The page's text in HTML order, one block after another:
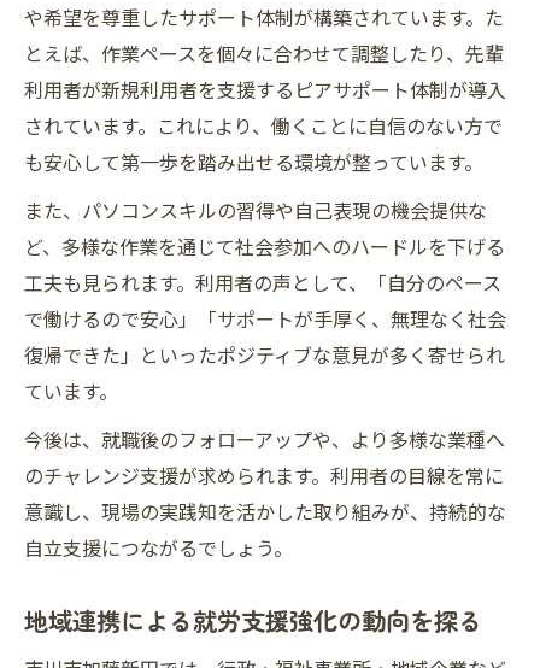
や希望を尊重したサポート体制が構築されています。た
とえば、作業ペースを個々に合わせて調整したり、先輩
利用者が新規利用者を支援するピアサポート体制が導入
されています。これにより、働くことに自信のない方で
も安心して第一歩を踏み出せる環境が整っています。
また、パソコンスキルの習得や自己表現の機会提供な
ど、多様な作業を通じて社会参加へのハードルを下げる
工夫も見られます。利用者の声として、「自分のペース
で働けるので安心」「サポートが手厚く、無理なく社会
復帰できた」といったポジティブな意見が多く寄せられ
ています。
今後は、就職後のフォローアップや、より多様な業種へ
のチャレンジ支援が求められます。利用者の目線を常に
意識し、現場の実践知を活かした取り組みが、持続的な
自立支援につながるでしょう。
地域連携による就労支援強化の動向を探る